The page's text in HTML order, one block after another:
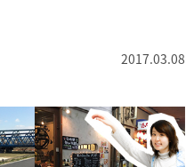
2017.03.08